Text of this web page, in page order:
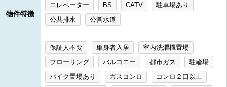
物件特徴
エレベーター BS CATV
駐車場あり
公共排水
公営水道
保証人不要 単身者入居
室内洗濯機置場
フローリング
バルコニー 都市ガス
駐輪場
バイク置場あり
ガスコンロ
コンロ２口以上